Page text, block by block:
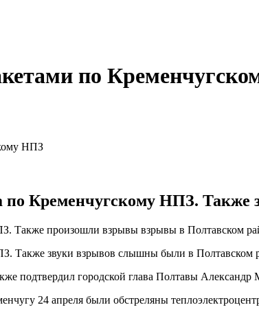
по
по Кременчугскому НПЗ.
Также произошли взрывы взрывы в Полтавском
Также звуки взрывов слышны были в Полтавском
подтвердил городской глава Полтавы Александр
24 апреля были обстреляны